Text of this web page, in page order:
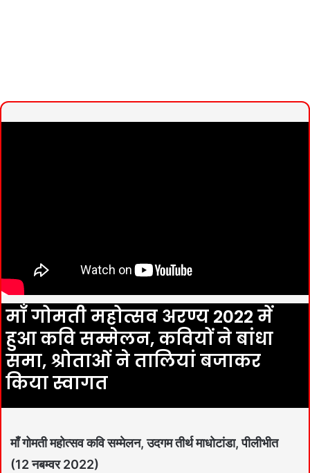
माँ गोमती महोत्सव अरण्य 2022 में
हुआ कवि सम्मेलन, कवियों ने बांधा
समा, श्रोताओं ने तालियां बजाकर
किया स्वागत
माँ गोमती महोत्सव कवि सम्मेलन, उदगम तीर्थ माधोटांडा, पीलीभीत
(12 नबम्वर 2022)